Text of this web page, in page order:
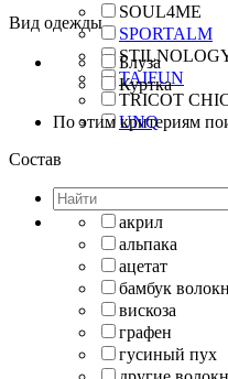
SOUL4ME
SPORTALM
TAIFUN
TRICOT
UNQ
Вид одежды
Блуза
Куртка
По этим критериям
Состав
акрил
альпака
ацетат
бамбук
вискоза
графен
гусиный пух